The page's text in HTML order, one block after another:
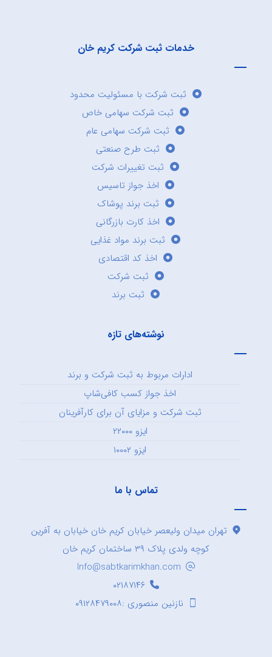
خدمات ثبت شرکت کریم خان
ثبت شرکت با مسئولیت محدود
ثبت شرکت سهامی خاص
ثبت شرکت سهامی عام
ثبت طرح صنعتی
ثبت تغییرات شرکت
اخذ جواز تاسیس
ثبت برند پوشاک
اخذ کارت بازرگانی
ثبت برند مواد غذایی
اخذ کد اقتصادی
ثبت شرکت
ثبت برند
نوشته‌های تازه
ادارات مربوط به ثبت شرکت و برند
اخذ جواز کسب کافی‌شاپ
ثبت شرکت و مزایای آن برای کارآفرینان
ایزو ۲۲۰۰۰
ایزو ۱۰۰۰۲
تماس با ما
تهران میدان ولیعصر خیابان کریم خان خیابان به آفرین
کوچه ولدی پلاک ۳۹ ساختمان کریم خان
Info@sabtkarimkhan.com
۰۲۱۸۷۱۴۶
نازنین منصوری :۰۹۱۲۸۴۷۹۰۰۸